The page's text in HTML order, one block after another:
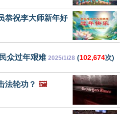
恭祝李大师新年好
众过年艰难 2025/1/28 (102,674次)
法轮功？ 🖼️